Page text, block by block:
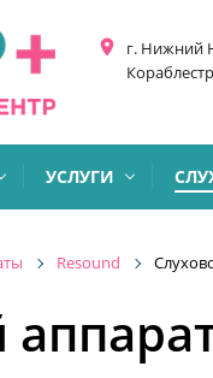
place
г. Нижний
УСЛУГИ
Resound